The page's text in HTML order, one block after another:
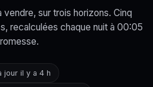
vendre, sur trois horizons. Cinq
recalculées chaque nuit à 00:05
jour il y a 4 h